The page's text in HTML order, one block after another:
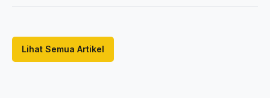
Lihat Semua Artikel